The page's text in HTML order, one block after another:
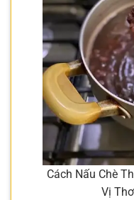
Cách Nấu Chè
Vị